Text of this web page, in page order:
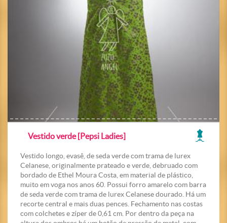
Vestido verde [Pepsi Ladies]
Vestido longo, evasê, de seda verde com trama de lurex
Celanese, originalmente prateado e verde, debruado com
bordado de Ethel Moura Costa, em material de plástico,
muito em voga nos anos 60. Possui forro amarelo com barra
de seda verde com trama de lurex Celanese dourado. Há um
recorte central e mais duas pences. Fechamento nas costas
com colchetes e zíper de 0,61 cm. Por dentro da peça na